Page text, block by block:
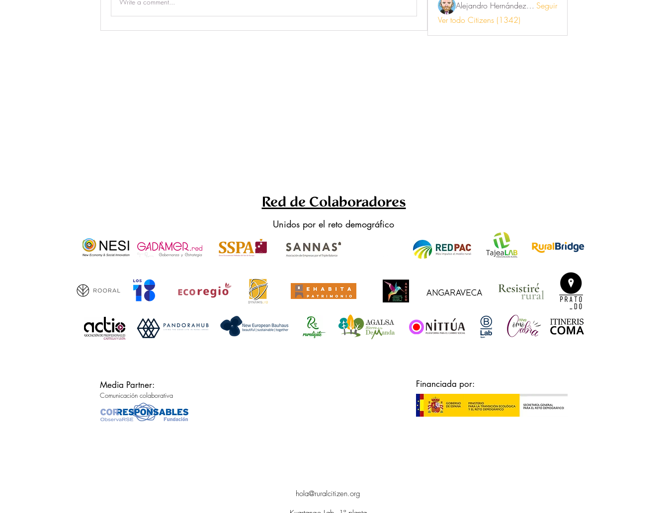
Alejandro Hernández Renner Seguir
Ver todo Citizens (1342)
Red de Colaboradores
Unidos por el reto demográfico
Media Partner:
Comunicación colaborativa
Financiada por:
hola@ruralcitizen.org